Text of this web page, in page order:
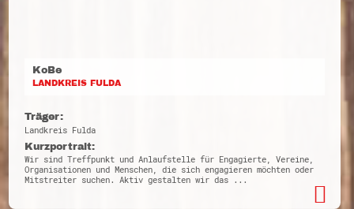
KoBe
LANDKREIS FULDA
Träger:
Landkreis Fulda
Kurzportrait:
Wir sind Treffpunkt und Anlaufstelle für Engagierte, Vereine,
Organisationen und Menschen, die sich engagieren möchten oder
Mitstreiter suchen. Aktiv gestalten wir das ...